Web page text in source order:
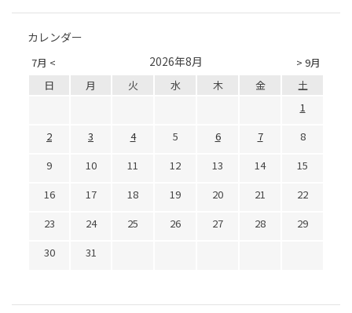
カレンダー
7月 < > 9月
2026年8月
日 月 火 水 木 金
土
1
2
3 4 5 6 7
8
9
10 11 12 13 14
15
16
17 18 19 20 21
22
23
24 25 26 27 28
29
30
31